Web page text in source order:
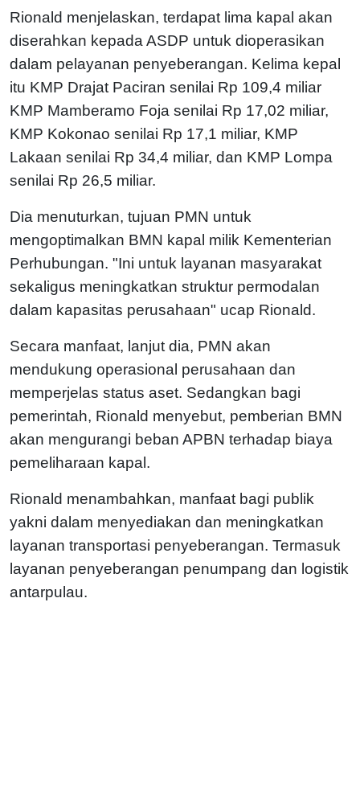
Rionald menjelaskan, terdapat lima kapal akan
diserahkan kepada ASDP untuk dioperasikan
dalam pelayanan penyeberangan. Kelima kepal
itu KMP Drajat Paciran senilai Rp 109,4 miliar
KMP Mamberamo Foja senilai Rp 17,02 miliar,
KMP Kokonao senilai Rp 17,1 miliar, KMP
Lakaan senilai Rp 34,4 miliar, dan KMP Lompa
senilai Rp 26,5 miliar.
Dia menuturkan, tujuan PMN untuk
mengoptimalkan BMN kapal milik Kementerian
Perhubungan. "Ini untuk layanan masyarakat
sekaligus meningkatkan struktur permodalan
dalam kapasitas perusahaan" ucap Rionald.
Secara manfaat, lanjut dia, PMN akan
mendukung operasional perusahaan dan
memperjelas status aset. Sedangkan bagi
pemerintah, Rionald menyebut, pemberian BMN
akan mengurangi beban APBN terhadap biaya
pemeliharaan kapal.
Rionald menambahkan, manfaat bagi publik
yakni dalam menyediakan dan meningkatkan
layanan transportasi penyeberangan. Termasuk
layanan penyeberangan penumpang dan logistik
antarpulau.